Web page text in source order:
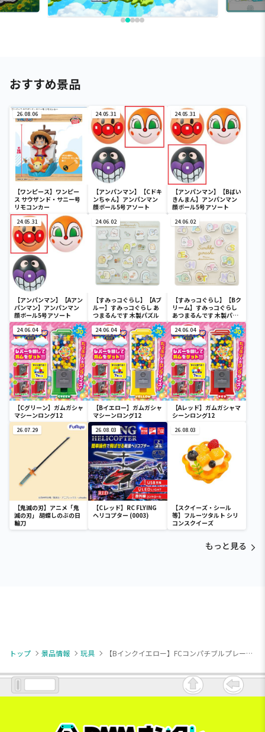
おすすめ景品
26.08.06
【ワンピース】ワンピー
ス サウザンド・サニー号
リモコンカー
24.05.31
【アンパンマン】【Cドキ
ンちゃん】アンパンマン
顔ボール5号アソート
24.05.31
【アンパンマン】【Bばい
きんまん】アンパンマン
顔ボール5号アソート
24.05.31
【アンパンマン】【Aアン
パンマン】アンパンマン
顔ボール5号アソート
24.06.02
【すみっコぐらし】【Aブ
ルー】すみっコぐらし あ
つまるんです 木製パズル
24.06.02
【すみっコぐらし】【Bク
リーム】すみっコぐらし
あつまるんです 木製パズ
ル
24.06.04
【Cグリーン】ガムガシャ
マシーンロング12
24.06.04
【Bイエロー】ガムガシャ
マシーンロング12
24.06.04
【Aレッド】ガムガシャマ
シーンロング12
26.07.29
【鬼滅の刃】アニメ「鬼
滅の刃」 胡蝶しのぶの日
輪刀
26.08.03
【Cレッド】RC FLYING
ヘリコプター (0003)
26.08.03
【スクイーズ・シール
等】フルーツタルト シリ
コンスクイーズ
もっと見る
トップ 景品情報 玩具 【Bインクイエロー】FCコンパチブルプレーヤーX フェスティバル